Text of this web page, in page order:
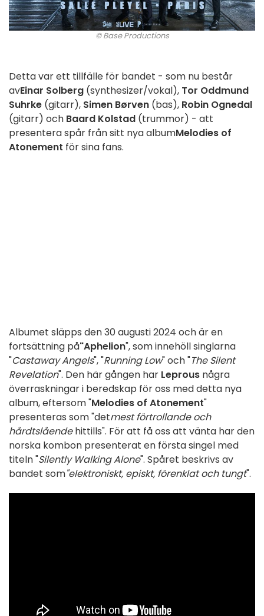
© Base Productions
Detta var ett tillfälle för bandet - som nu består
avEinar Solberg (synthesizer/vokal), Tor Oddmund
Suhrke (gitarr), Simen Børven (bas), Robin Ognedal
(gitarr) och Baard Kolstad (trummor) - att
presentera spår från sitt nya albumMelodies of
Atonement för sina fans.
Albumet släpps den 30 augusti 2024 och är en
fortsättning på"Aphelion", som innehöll singlarna
"Castaway Angels", "Running Low" och "The Silent
Revelation". Den här gången har Leprous några
överraskningar i beredskap för oss med detta nya
album, eftersom "Melodies of Atonement"
presenteras som "detmest förtrollande och
hårdtslåendehittills". För att få oss att vänta har den
norska kombon presenterat en första singel med
titeln "Silently Walking Alone". Spåret beskrivs av
bandet som"elektroniskt, episkt, förenklat och tungt".